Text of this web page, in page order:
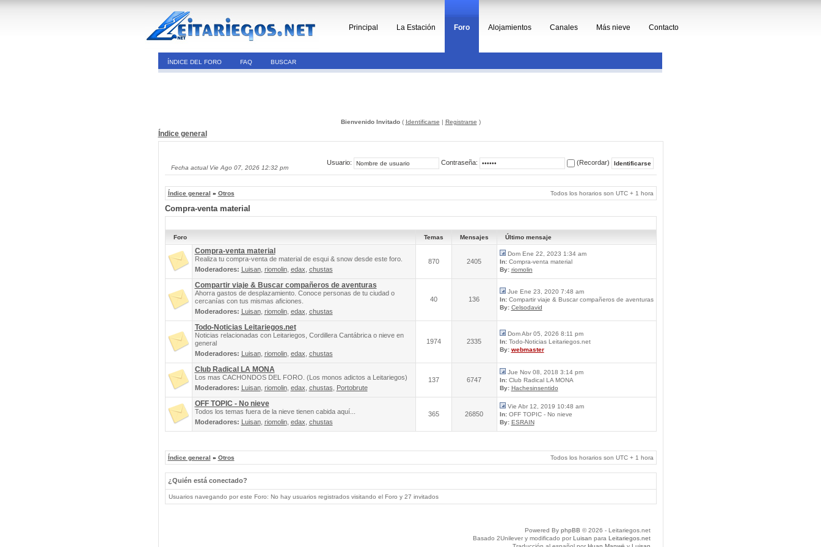
Principal La Estación Foro Alojamientos Canales Más nieve Contacto
ÍNDICE DEL FORO FAQ BUSCAR
Bienvenido Invitado( Identificarse | Registrarse )
Índice general
Fecha actual Vie Ago 07, 2026 12:32 pm
Usuario: Contraseña: (Recordar)
Índice general » Otros Todos los horarios son UTC + 1 hora
Compra-venta material
Foro Temas Mensajes Último mensaje
Compra-venta material
Realiza tu compra-venta de material de esqui & snow desde este foro.
Moderadores: Luisan, riomolin, edax chustas
870 2405
Dom Ene 22, 2023 1:34 am
In:Compra-venta material
By: riomolin
Compartir viaje & Buscar compañeros de aventuras
Ahorra gastos de desplazamiento. Conoce personas de tu ciudad o
cercanías con tus mismas aficiones.
Moderadores: Luisan, riomolin, edax chustas
40 136
Jue Ene 23, 2020 7:48 am
In:Compartir viaje & Buscar compañeros de aventuras
By: Celsodavid
Todo-Noticias Leitariegos.net
Noticias relacionadas con Leitariegos, Cordillera Cantábrica o nieve en
general
Moderadores: Luisan, riomolin, edax chustas
1974 2335
Dom Abr 05, 2026 8:11 pm
In:Todo-Noticias Leitariegos.net
By: webmaster
Club Radical LA MONA
Los mas CACHONDOS DEL FORO. (Los monos adictos a Leitariegos)
Moderadores: Luisan, riomolin, edax chustas Portobrute
137 6747
Jue Nov 08, 2018 3:14 pm
In:Club Radical LA MONA
By: Hachesinsentido
OFF TOPIC - No nieve
Todos los temas fuera de la nieve tienen cabida aquí...
Moderadores: Luisan, riomolin, edax chustas
365 26850
Vie Abr 12, 2019 10:48 am
In:OFF TOPIC - No nieve
By: ESRAIN
Índice general » Otros Todos los horarios son UTC + 1 hora
¿Quién está conectado?
Usuarios navegando por este Foro: No hay usuarios registrados visitando el Foro y 27 invitados
Powered By phpBB © 2026 - Leitariegos.net
Basado 2Unilever y modificado por Luisan para Leitariegos.net